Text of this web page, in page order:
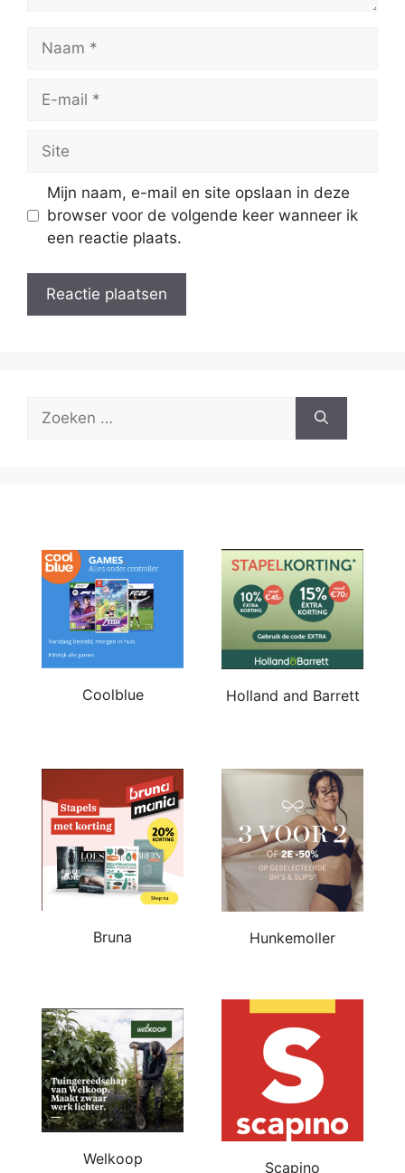
Naam
Site
Mijn naam, e-mail en site opslaan in deze
browser voor de volgende keer wanneer ik
een reactie plaats.
naar:
Coolblue Holland and Barrett
Bruna Hunkemoller
Welkoop
Scapino